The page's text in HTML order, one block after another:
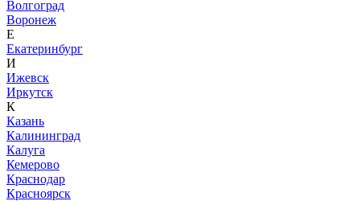
Волгоград
Воронеж
Е
Екатеринбург
И
Ижевск
Иркутск
К
Казань
Калининград
Калуга
Кемерово
Краснодар
Красноярск